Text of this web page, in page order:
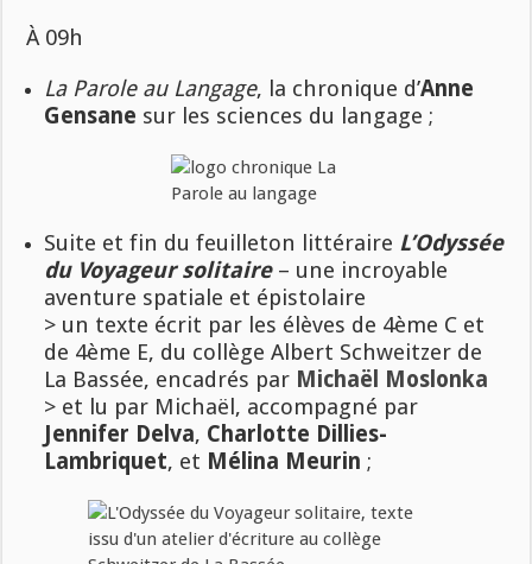
À 09h
La Parole au Langage, la chronique d’Anne
Gensane sur les sciences du langage ;
Suite et fin du feuilleton littéraire L’Odyssée
du Voyageur solitaire– une incroyable
aventure spatiale et épistolaire
> un texte écrit par les élèves de 4ème C et
de 4ème E, du collège Albert Schweitzer de
La Bassée, encadrés par Michaël Moslonka
> et lu par Michaël, accompagné par
Jennifer Delva, Charlotte Dillies-
Lambriquet, et Mélina Meurin ;